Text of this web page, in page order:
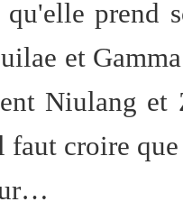
prend
et
Niulang
croire